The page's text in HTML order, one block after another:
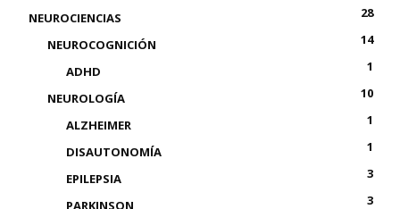
NEUROCIENCIAS
28
NEUROCOGNICIÓN
14
ADHD
1
NEUROLOGÍA
10
ALZHEIMER
1
DISAUTONOMÍA
1
EPILEPSIA
3
PARKINSON
3